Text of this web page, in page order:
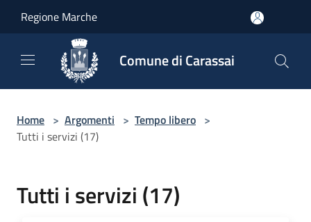
Regione Marche
Comune di Carassai
Home > Argomenti > Tempo libero >
Tutti i servizi (17)
Tutti i servizi (17)